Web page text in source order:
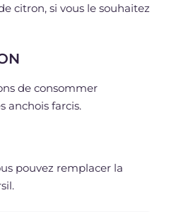
citron, si vous le souhaitez
de consommer
anchois farcis.
pouvez remplacer la